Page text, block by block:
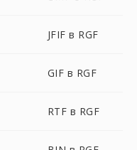
JFIF в RGF
GIF в RGF
RTF в RGF